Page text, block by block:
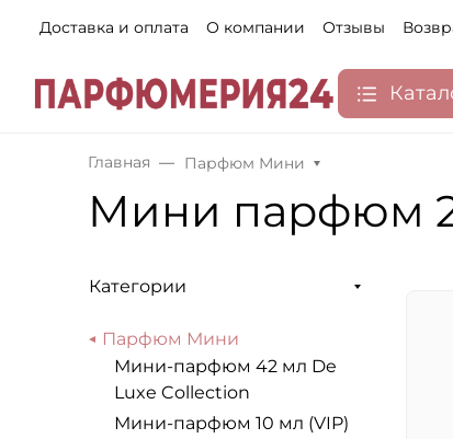
Доставка и оплата О компании Отзывы
Главная Парфюм Мини
Мини парфюм
Категории
Парфюм Мини
Мини-парфюм 42 мл De
Luxe Collection
Мини-парфюм 10 мл (VIP)